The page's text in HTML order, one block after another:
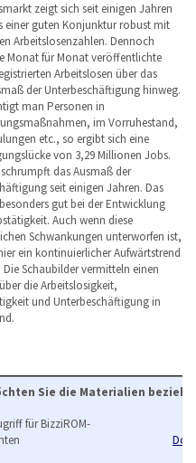
zeigt sich seit einigen Jahren
einer guten Konjunktur robust mit
Arbeitslosenzahlen. Dennoch
Monat für Monat veröffentlichte
Arbeitslosen über das
der Unterbeschäftigung hinweg.
man Personen in
im Vorruhestand,
etc., so ergibt sich eine
von 3,29 Millionen Jobs.
das Ausmaß der
seit einigen Jahren. Das
gut bei der Entwicklung
Auch wenn diese
Schwankungen unterworfen ist,
ein kontinuierlicher Aufwärtstrend
Die Schaubilder vermitteln einen
die Arbeitslosigkeit,
und Unterbeschäftigung in
Sie die Materialien
für BizziROM-